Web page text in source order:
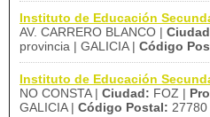
Instituto de Educación
AV. CARRERO BLANCO |
provincia | GALICIA | Código
Instituto de Educación
NO CONSTA | Ciudad: FOZ |
GALICIA | Código Postal: 27780